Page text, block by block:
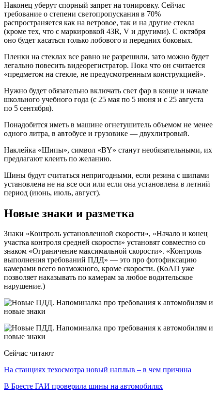
Наконец уберут спорный запрет на тонировку. Сейчас
требование о степени светопропускания в 70%
распространяется как на ветровое, так и на другие стекла
(кроме тех, что с маркировкой 43R, V и другими). С октября
оно будет касаться только лобового и передних боковых.
Пленки на стеклах все равно не разрешили, зато можно будет
легально повесить видеорегистратор. Пока что он считается
«предметом на стекле, не предусмотренным конструкцией».
Нужно будет обязательно включать свет фар в конце и начале
школьного учебного года (с 25 мая по 5 июня и с 25 августа
по 5 сентября).
Понадобится иметь в машине огнетушитель объемом не менее
одного литра, в автобусе и грузовике — двухлитровый.
Наклейка «Шипы», символ «BY» станут необязательными, их
предлагают клеить по желанию.
Шины будут считаться непригодными, если резина с шипами
установлена не на все оси или если она установлена в летний
период (июнь, июль, август).
Новые знаки и разметка
Знаки «Контроль установленной скорости», «Начало и конец
участка контроля средней скорости» установят совместно со
знаком «Ограничение максимальной скорости». «Контроль
выполнения требований ПДД» — это про фотофиксацию
камерами всего возможного, кроме скорости. (КоАП уже
позволяет наказывать по камерам за любое водительское
нарушение.)
Сейчас читают
На станциях техосмотра новый наплыв – в чем причина
В Бресте ГАИ проверила шины на автомобилях